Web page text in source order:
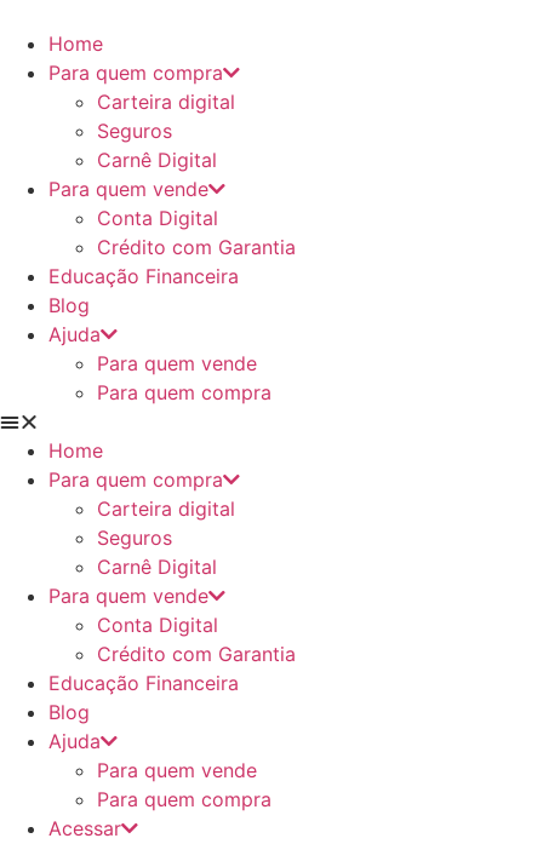
para
conteúdo
Home
Para quem compra
Carteira digital
Seguros
Carnê Digital
Para quem vende
Conta Digital
Crédito com Garantia
Educação Financeira
Blog
Ajuda
Para quem vende
Para quem compra
Home
Para quem compra
Carteira digital
Seguros
Carnê Digital
Para quem vende
Conta Digital
Crédito com Garantia
Educação Financeira
Blog
Ajuda
Para quem vende
Para quem compra
Acessar